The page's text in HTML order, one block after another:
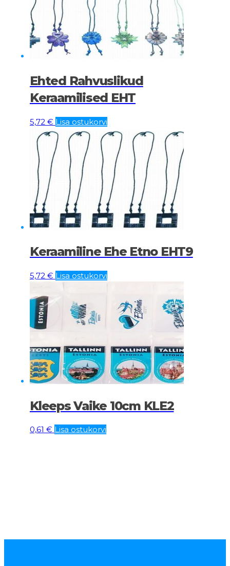
Ehted Rahvuslikud
Keraamilised EHT
5,72 € Lisa ostukorvi
Keraamiline Ehe Etno EHT9
5,72 € Lisa ostukorvi
Kleeps Vaike 10cm KLE2
0,61 € Lisa ostukorvi